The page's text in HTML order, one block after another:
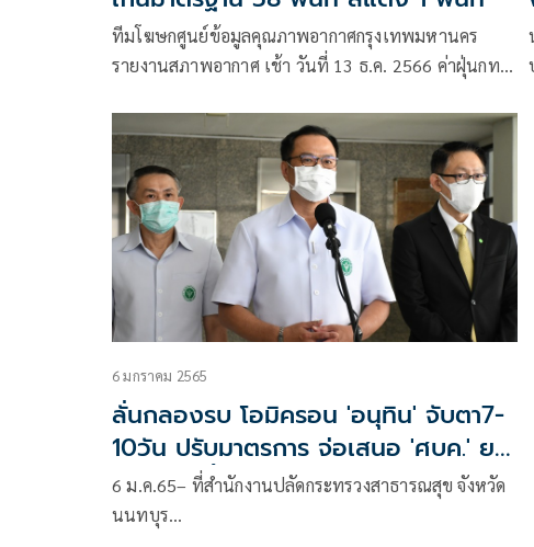
ทีมโฆษกศูนย์ข้อมูลคุณภาพอากาศกรุงเทพมหานคร
รายงานสภาพอากาศ เช้า วันที่ 13 ธ.ค. 2566 ค่าฝุ่นกทม.
6 มกราคม 2565
ลั่นกลองรบ โอมิครอน 'อนุทิน' จับตา7-
10วัน ปรับมาตรการ จ่อเสนอ 'ศบค.' ยก
ระดับเป็นพื้นที่สีส้ม
6 ม.ค.65– ที่สำนักงานปลัดกระทรวงสาธารณสุข จังหวัด
นนทบุร…